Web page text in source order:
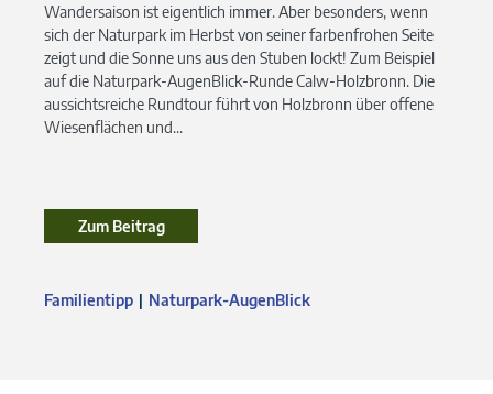
Wandersaison ist eigentlich immer. Aber besonders, wenn
sich der Naturpark im Herbst von seiner farbenfrohen Seite
zeigt und die Sonne uns aus den Stuben lockt! Zum Beispiel
auf die Naturpark-AugenBlick-Runde Calw-Holzbronn. Die
aussichtsreiche Rundtour führt von Holzbronn über offene
Wiesenflächen und...
Zum Beitrag
Familientipp Naturpark-AugenBlick